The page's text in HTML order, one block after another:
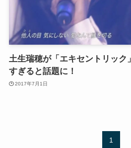
土生瑞穂が「エキセントリック
すぎると話題に！
2017年7月1日
1